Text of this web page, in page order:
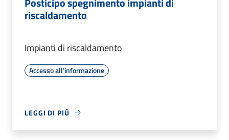
riscaldamento
Impianti di riscaldamento
Accesso all'informazione
LEGGI DI PIÙ